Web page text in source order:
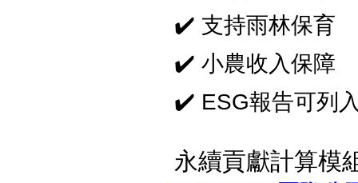
✔️ 支持雨林保育
✔️ 小農收入保障
✔️ ESG報告可列
永續貢獻計算模